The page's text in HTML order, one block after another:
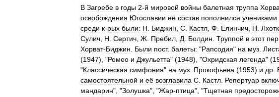
В Загребе в годы 2-й мировой войны балетная труппа
освобождения Югославии её состав пополнился учениками
среди к-рых были: Н Биджин С Кастл Ф Елинчич Н
Сулич Н Сертич Ж Пребил Д Болдин Труппой в этот
Хорват-Биджин Были пост. балеты: "Рапсодия" на муз
(1947), "Ромео и Джульетта" (1948), "Охридская легенда" (
"Классическая симфония" на муз Прокофьева (1953) и др
самостоятельной и её возглавила С Кастл Репертуар
мандарин", "Золушка", "Жар-птица", "Тщетная